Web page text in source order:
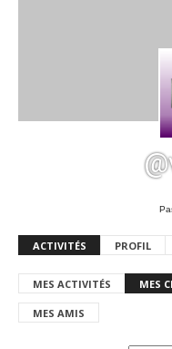
ACTIVITÉS PROFIL
MES ACTIVITÉS MES
MES AMIS